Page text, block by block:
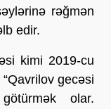
rəğmən
edir.
kimi 2019-cu
gecəsi
olar.